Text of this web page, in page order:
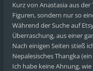
Kurz von Anastasia aus
Figuren, sondern nur so
Während der Suche auf
Überraschung, aus einer
Nach einigen Seiten stieß
Nepalesisches Thangka
Ich habe keine Ahnung,